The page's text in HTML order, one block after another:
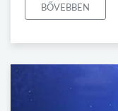
BŐVEBBEN